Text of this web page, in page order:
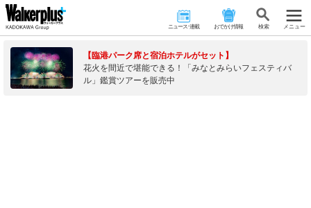
ニュース･連載 おでかけ情報 検 索 メニュー
【臨港パーク席と宿泊ホテルがセット】
花火を間近で堪能できる！「みなとみらいフェスティバ
ル」鑑賞ツアーを販売中